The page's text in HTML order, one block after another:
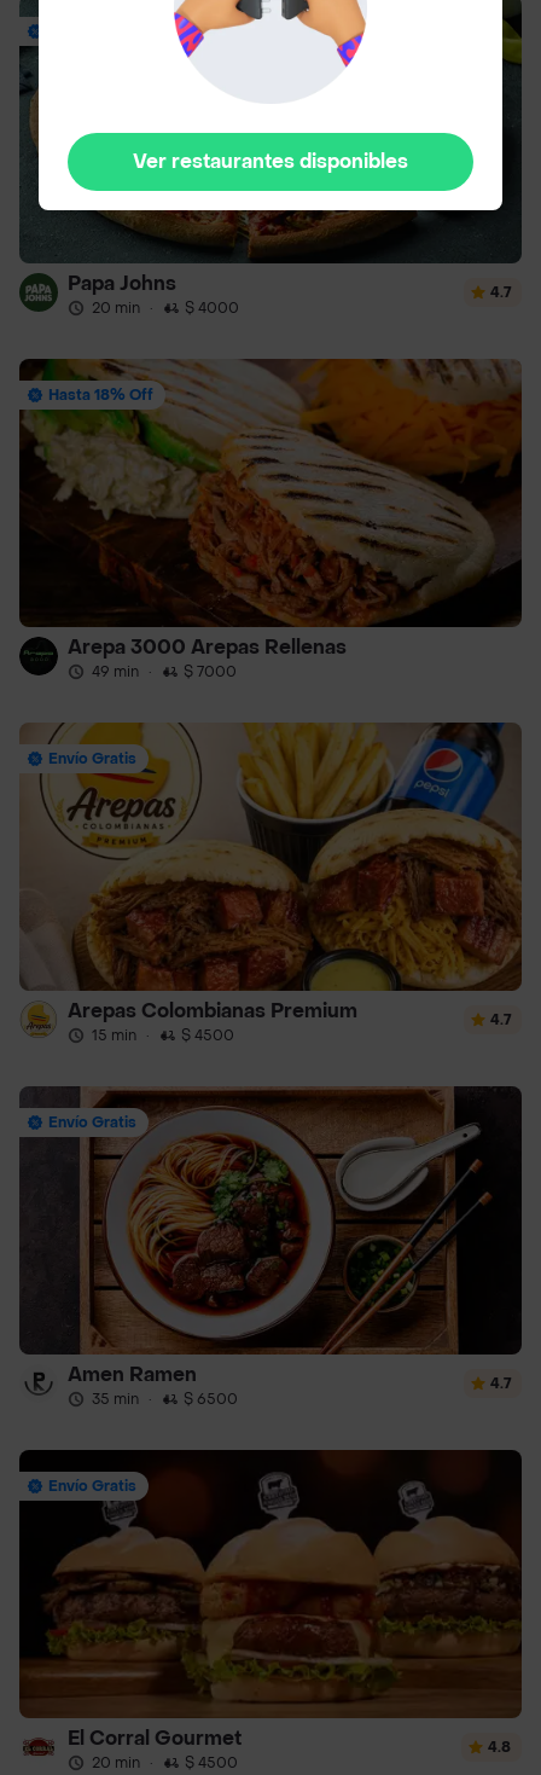
Papa Johns
20 min · $ 4000
4.7
Hasta 18% Off
Arepa 3000 Arepas Rellenas
49 min · $ 7000
Envío Gratis
Arepas Colombianas Premium
15 min · $ 4500
4.7
Envío Gratis
Amen Ramen
35 min · $ 6500
4.7
Envío Gratis
El Corral Gourmet
20 min · $ 4500
4.8
Ver restaurantes disponibles